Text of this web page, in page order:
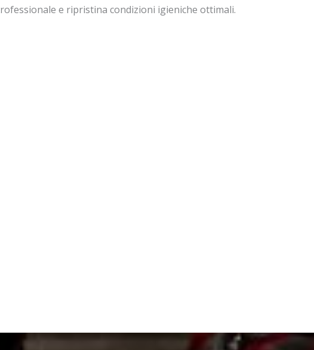
e ripristina condizioni igieniche ottimali.